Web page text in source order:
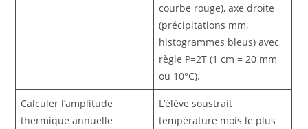
courbe rouge), axe droite
(précipitations mm,
histogrammes bleus) avec
règle P=2T (1 cm = 20 mm
ou 10°C).
Calculer l’amplitude
thermique annuelle
L’élève soustrait
température mois le plus